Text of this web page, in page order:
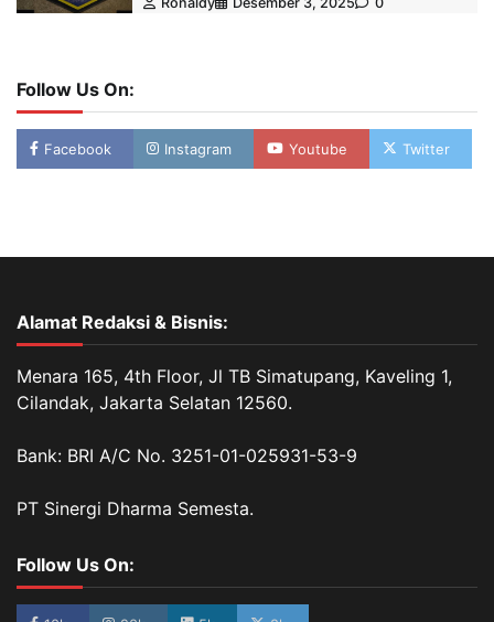
Follow Us On:
Facebook Instagram Youtube Twitter
Alamat Redaksi & Bisnis:
Menara 165, 4th Floor, Jl TB Simatupang, Kaveling 1,
Cilandak, Jakarta Selatan 12560.
Bank: BRI A/C No. 3251-01-025931-53-9
PT Sinergi Dharma Semesta.
Follow Us On: